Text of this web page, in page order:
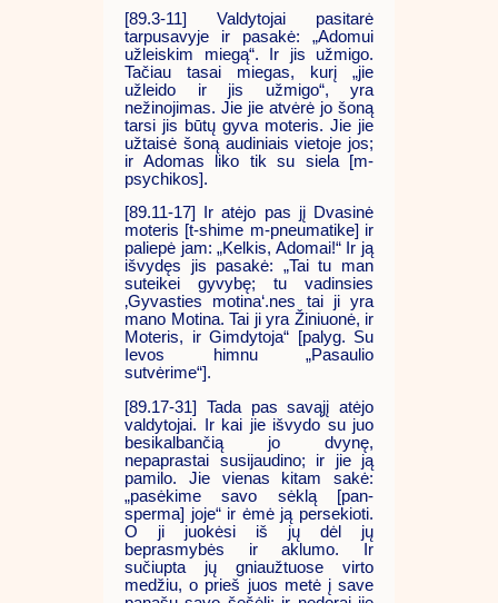
[89.3-11] Valdytojai pasitarė
tarpusavyje ir pasakė: „Adomui
užleiskim miegą“. Ir jis užmigo.
Tačiau tasai miegas, kurį „jie
užleido ir jis užmigo“, yra
nežinojimas. Jie jie atvėrė jo šoną
tarsi jis būtų gyva moteris. Jie jie
užtaisė šoną audiniais vietoje jos;
ir Adomas liko tik su siela [m-
psychikos].
[89.11-17] Ir atėjo pas jį Dvasinė
moteris [t-shime m-pneumatike] ir
paliepė jam: „Kelkis, Adomai!“ Ir ją
išvydęs jis pasakė: „Tai tu man
suteikei gyvybę; tu vadinsies
‚Gyvasties motina‘.nes tai ji yra
mano Motina. Tai ji yra Žiniuonė, ir
Moteris, ir Gimdytoja“ [palyg. Su
Ievos himnu „Pasaulio
sutvėrime“].
[89.17-31] Tada pas savąjį atėjo
valdytojai. Ir kai jie išvydo su juo
besikalbančią jo dvynę,
nepaprastai susijaudino; ir jie ją
pamilo. Jie vienas kitam sakė:
„pasėkime savo sėklą [pan-
sperma] joje“ ir ėmė ją persekioti.
O ji juokėsi iš jų dėl jų
beprasmybės ir aklumo. Ir
sučiupta jų gniaužtuose virto
medžiu, o prieš juos metė į save